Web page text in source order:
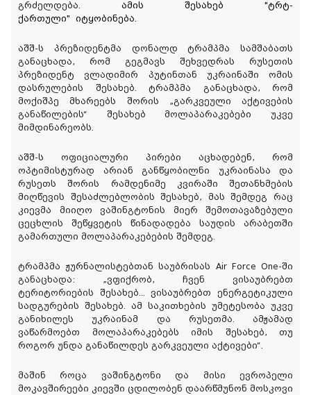
გრძელდება. ამის შესახებ "ტრტ-
ქართული" იტყობინება.
აშშ-ს პრეზიდენტმა დონალდ ტრამპმა სამშაბათს
განაცხადა, რომ გეგმავს შეხვედრას რუსეთის
პრეზიდენტ ვლადიმირ პუტინთან უკრაინაში ომის
დასრულების შესახებ. ტრამპმა განაცხადა, რომ
მოქიშპე მხარეებს შორის „გარკვეული აქტივების
განაწილების“ შესახებ მოლაპარაკებები უკვე
მიმდინარეობს.
აშშ-ს ოფიციალური პირები აცხადებენ, რომ
ოპტიმისტურად არიან განწყობილნი უკრაინასა და
რუსეთს შორის რამდენიმე კვირაში შეთანხმების
მიღწევის შესაძლებლობის შესახებ, მას შემდეგ რაც
კიევმა მიიღო ვაშინგტონის მიერ შემოთავაზებული
ცეცხლის შეწყვეტის წინადადება საუდის არაბეთში
გამართული მოლაპარაკებების შემდეგ.
ტრამპმა ჟურნალისტებთან საუბრისას Air Force One-ში
განაცხადა: „ვფიქრობ, ჩვენ ვისაუბრებთ
ტერიტორიების შესახებ... ვისაუბრებთ ენერგეტიკული
სადგურების შესახებ. ამ საკითხების უმეტესობა უკვე
განიხილეს უკრაინამ და რუსეთმა. ამჟამად
ვაწარმოებთ მოლაპარაკებებს იმის შესახებ, თუ
როგორ უნდა განაწილდეს გარკვეული აქტივები“.
მაშინ როცა ვაშინგტონი და მისი ევროპელი
მოკავშირეები კიევში ცდილობენ დაარწმუნონ მოსკოვი